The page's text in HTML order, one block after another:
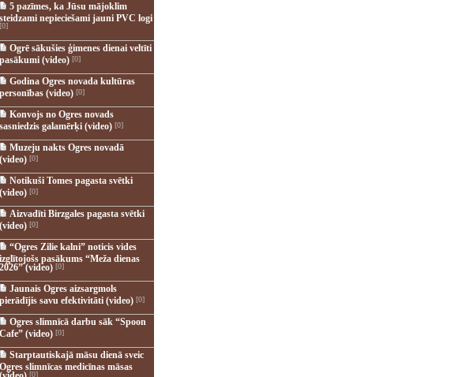
5 pazīmes, ka Jūsu mājoklim
steidzami nepieciešami jauni PVC logi
[0]
Ogrē sākušies ģimenes dienai veltīti
pasākumi (video)[0]
Godina Ogres novada kultūras
personības (video)[0]
Konvojs no Ogres novads
sasniedzis galamērķi (video)[0]
Muzeju nakts Ogres novadā
(video)[0]
Notikuši Tomes pagasta svētki
(video)[0]
Aizvadīti Birzgales pagasta svētki
(video)[0]
“Ogres Zilie kalni” noticis vides
izglītojošs pasākums “Meža dienas
2026” (video)[0]
Jaunais Ogres aizsargmols
pierādījis savu efektivitāti (video)[0]
Ogres slimnīcā darbu sāk “Spoon
Cafe” (video)[0]
Starptautiskajā māsu dienā sveic
Ogres slimnīcas medicīnas māsas
(video)[0]